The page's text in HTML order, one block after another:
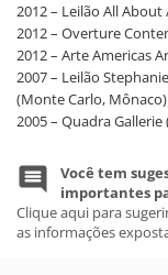
2012 – Leilão All
2012 – Overture
2012 – Arte Americas
2007 – Leilão
(Monte Carlo, Mônaco)
2005 – Quadra Gallerie
Você tem
importantes
Clique aqui para
as informações